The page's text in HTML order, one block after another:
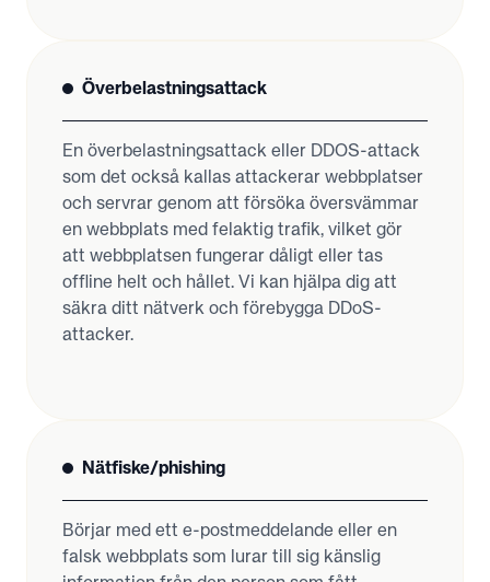
Överbelastningsattack
En överbelastningsattack eller DDOS-attack
som det också kallas attackerar webbplatser
och servrar genom att försöka översvämmar
en webbplats med felaktig trafik, vilket gör
att webbplatsen fungerar dåligt eller tas
offline helt och hållet. Vi kan hjälpa dig att
säkra ditt nätverk och förebygga DDoS-
attacker.
Nätfiske/phishing
Börjar med ett e-postmeddelande eller en
falsk webbplats som lurar till sig känslig